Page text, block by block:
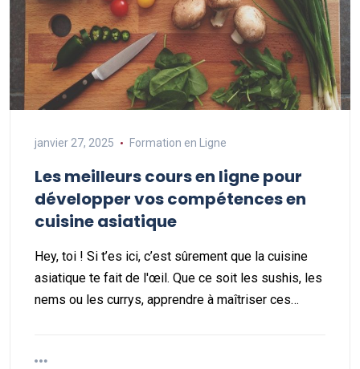
janvier 27, 2025 Formation en Ligne
Les meilleurs cours en ligne pour
développer vos compétences en
cuisine asiatique
Hey, toi ! Si t’es ici, c’est sûrement que la cuisine
asiatique te fait de l'œil. Que ce soit les sushis, les
nems ou les currys, apprendre à maîtriser ces…